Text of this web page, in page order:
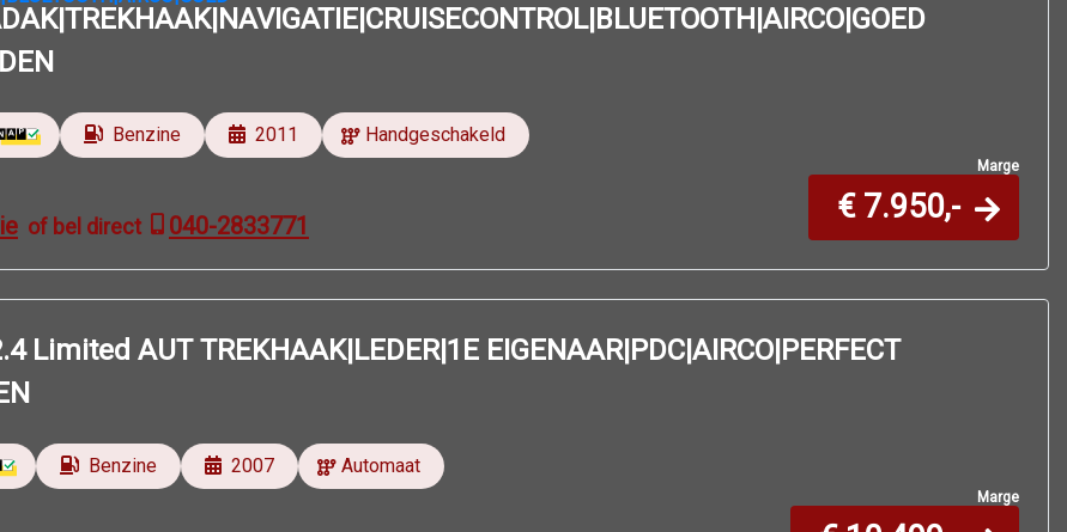
Benzine 2011 Handgeschakeld
of bel direct 040-2833771
Marge
€ 7.950,-
Limited AUT TREKHAAK|LEDER|1E EIGENAAR|PDC|AIRCO|PERFECT
Benzine 2007 Automaat
Marge